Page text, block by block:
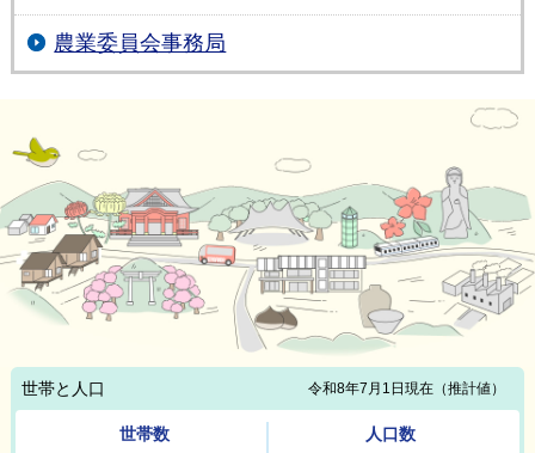
農業委員会事務局